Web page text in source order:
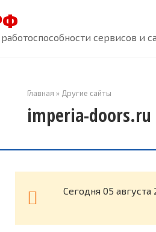
сервисов и
Главная » Другие сайты
imperia-doors.ru
Cегодня 05